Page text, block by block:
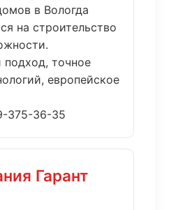
в Вологда
на строительство
точное
европейское
375-36-35
Гарант